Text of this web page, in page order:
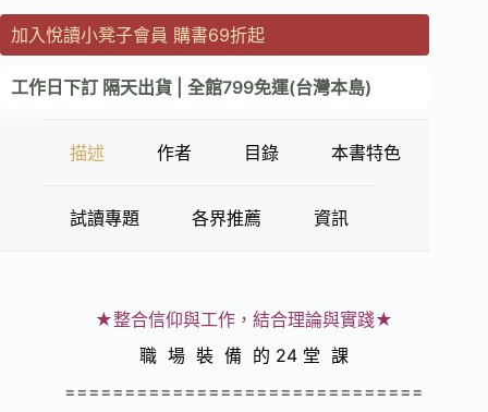
加入悅讀小凳子會員 購書69折起
工作日下訂 隔天出貨 | 全館799免運(台灣本島)
描述 作者 目錄 本書特色
試讀專題 各界推薦 資訊
★整合信仰與工作，結合理論與實踐★
職 場 裝 備 的 24 堂 課
==============================